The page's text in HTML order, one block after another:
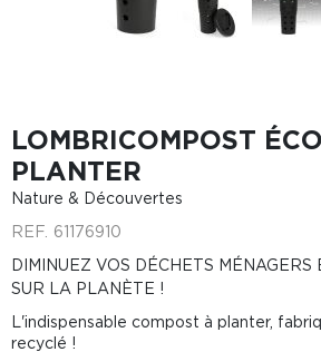
LOMBRICOMPOST
PLANTER
Nature & Découvertes
REF. 61176910
DIMINUEZ VOS DÉCHETS MÉNAGERS
SUR LA PLANÈTE !
L'indispensable compost à planter,
recyclé !